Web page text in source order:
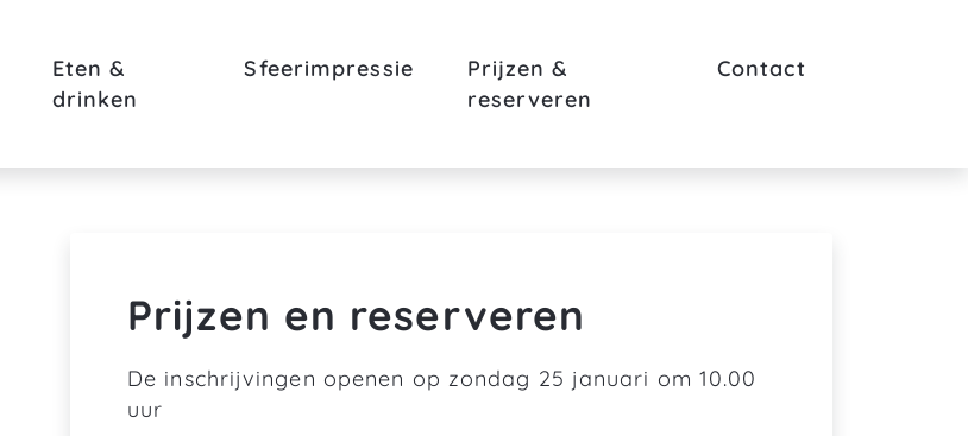
Eten &
drinken
Sfeerimpressie
Prijzen &
reserveren
Contact
Prijzen en reserveren
De inschrijvingen openen op zondag 25 januari om 10.00
uur